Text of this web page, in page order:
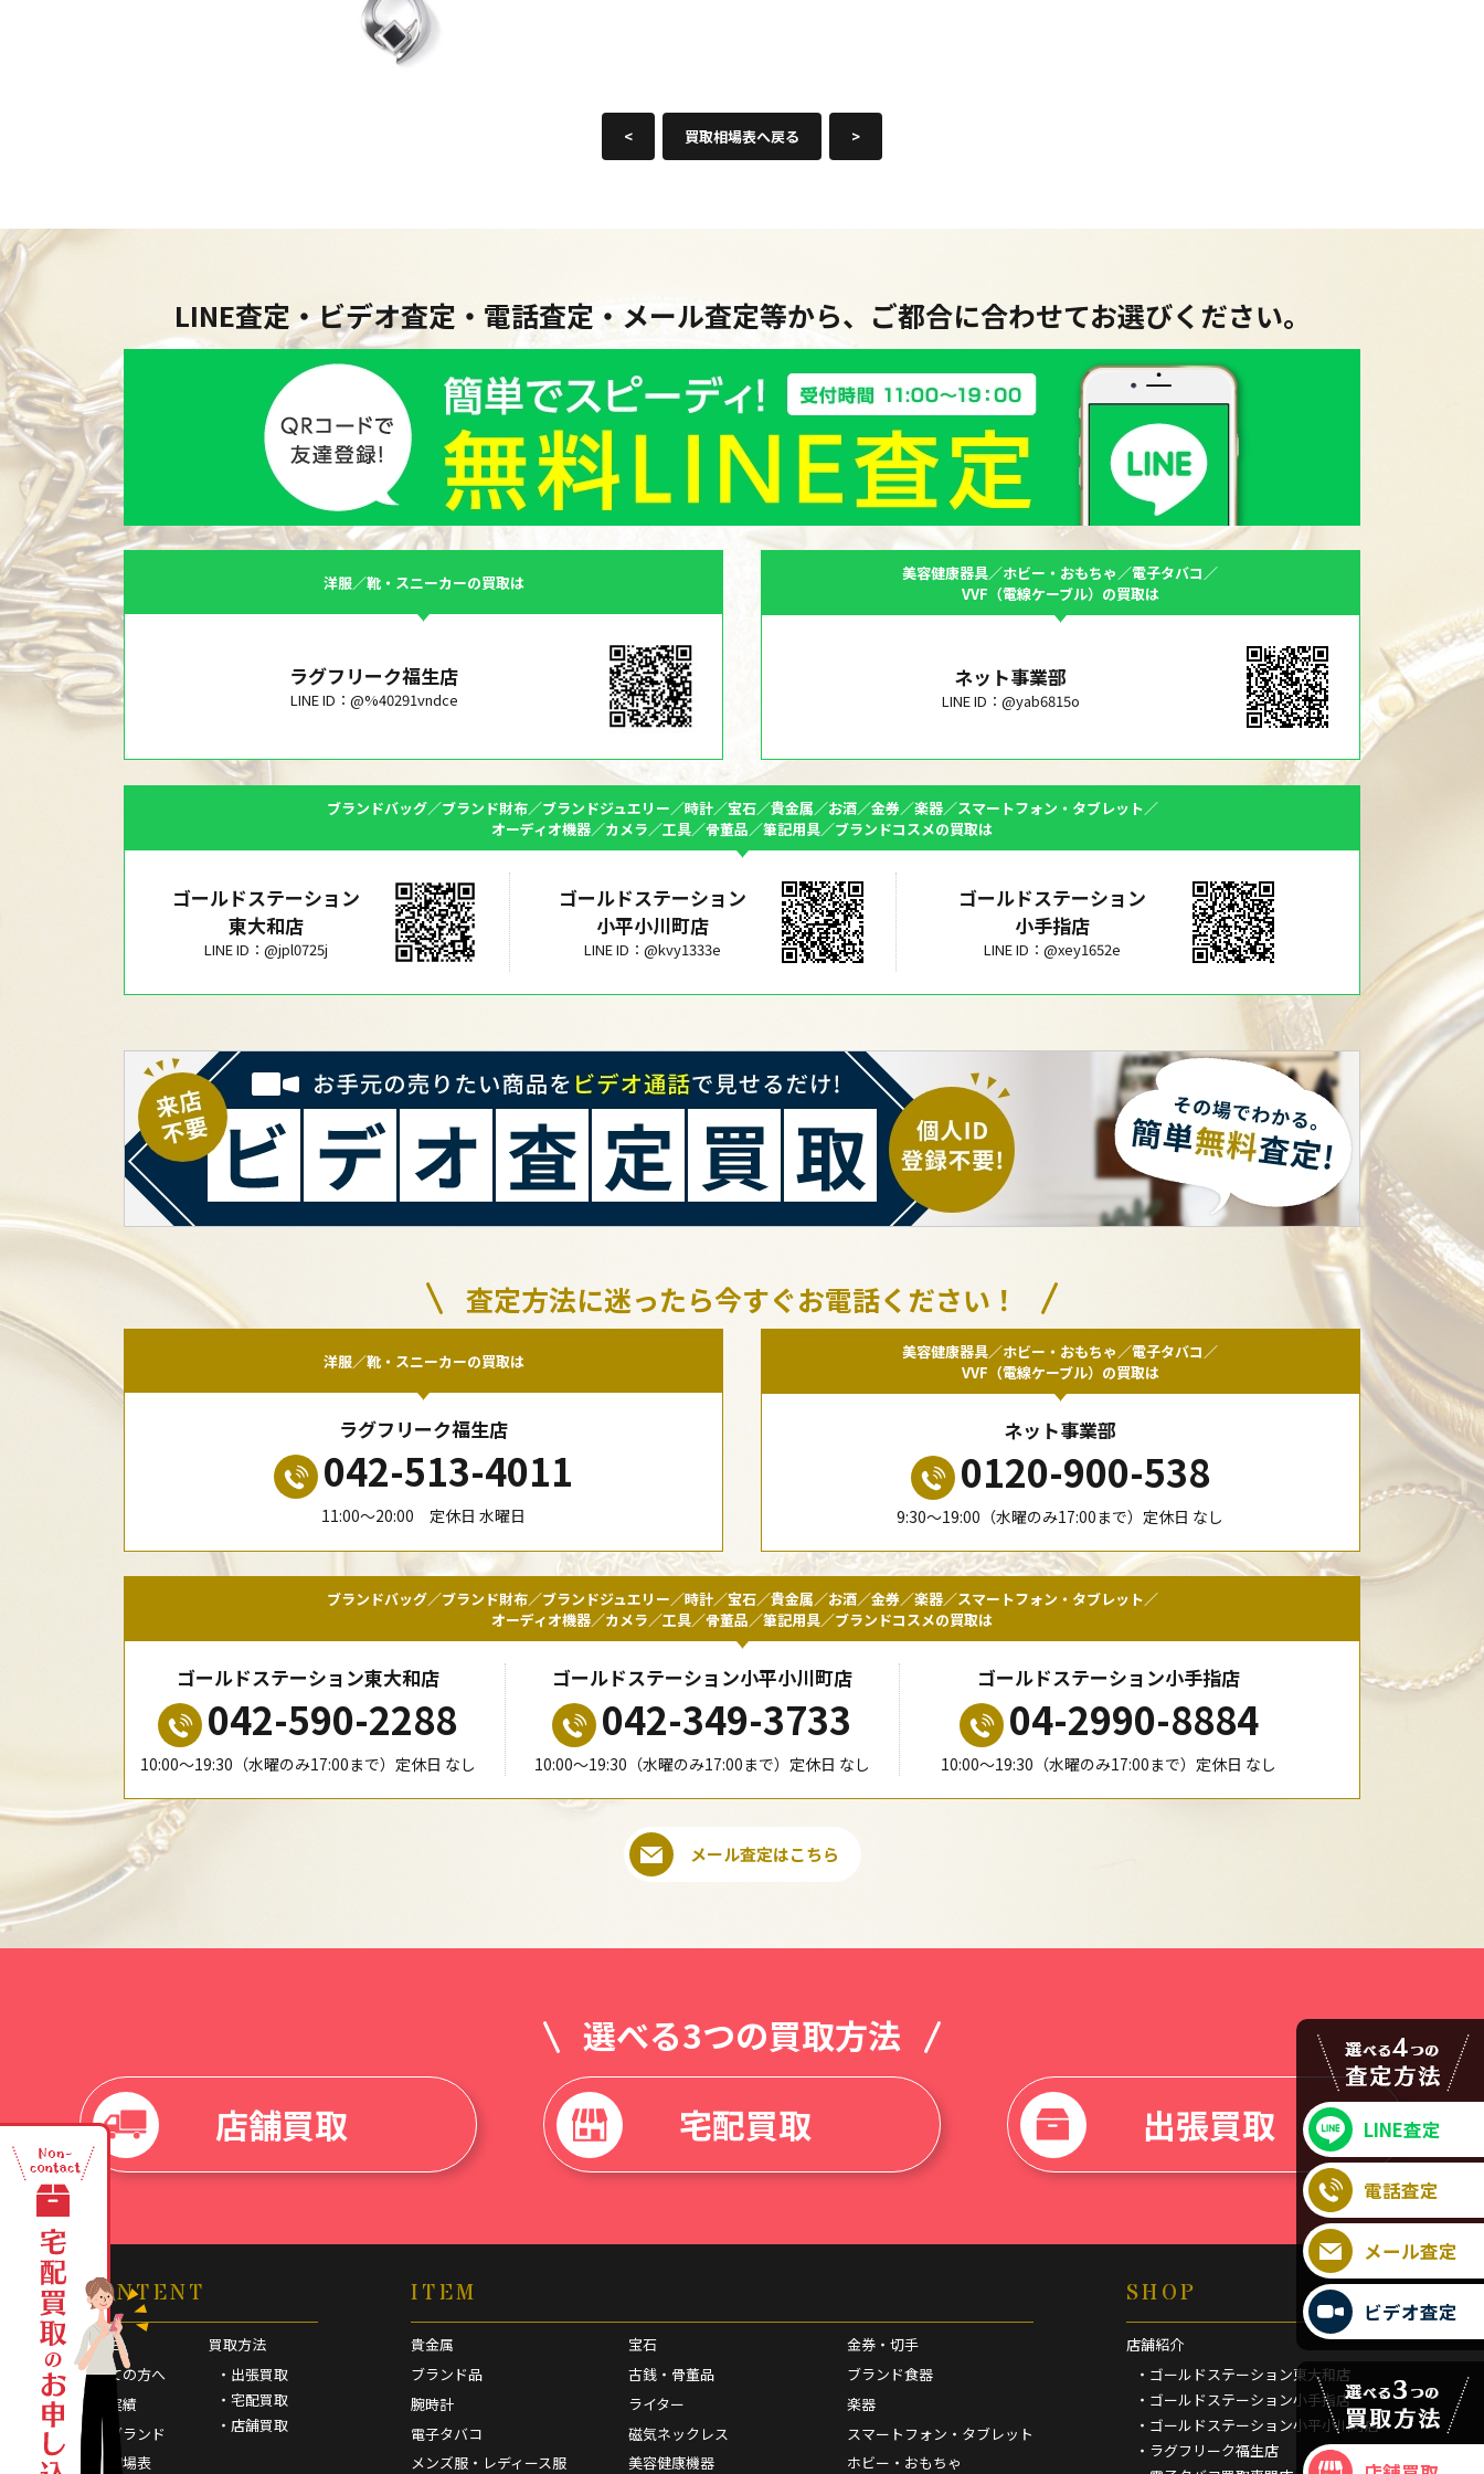
< 買取相場表へ戻る >
LINE査定・ビデオ査定・電話査定・メール査定等から、ご都合に合わせてお選びください。
洋服／靴・スニーカーの買取は
ラグフリーク福生店
LINE ID：@%40291vndce
美容健康器具／ホビー・おもちゃ／電子タバコ／
VVF（電線ケーブル）の買取は
ネット事業部
LINE ID：@yab6815o
ブランドバッグ／ブランド財布／ブランドジュエリー／時計／宝石／貴金属／お酒／金券／楽器／スマートフォン・タブレット／
オーディオ機器／カメラ／工具／骨董品／筆記用具／ブランドコスメの買取は
ゴールドステーション
東大和店
LINE ID：@jpl0725j
ゴールドステーション
小平小川町店
LINE ID：@kvy1333e
ゴールドステーション
小手指店
LINE ID：@xey1652e
査定方法に迷ったら今すぐお電話ください！
洋服／靴・スニーカーの買取は
ラグフリーク福生店
042-513-4011
11:00〜20:00 定休日 水曜日
美容健康器具／ホビー・おもちゃ／電子タバコ／
VVF（電線ケーブル）の買取は
ネット事業部
0120-900-538
9:30〜19:00（水曜のみ17:00まで）定休日 なし
ブランドバッグ／ブランド財布／ブランドジュエリー／時計／宝石／貴金属／お酒／金券／楽器／スマートフォン・タブレット／
オーディオ機器／カメラ／工具／骨董品／筆記用具／ブランドコスメの買取は
ゴールドステーション東大和店
042-590-2288
10:00〜19:30（水曜のみ17:00まで）定休日 なし
ゴールドステーション小平小川町店
042-349-3733
10:00〜19:30（水曜のみ17:00まで）定休日 なし
ゴールドステーション小手指店
04-2990-8884
10:00〜19:30（水曜のみ17:00まで）定休日 なし
メール査定はこちら
選べる3つの買取方法
店舗買取
宅配買取 出張買取
CONTENT
HOME
初めての方へ
買取実績
取扱ブランド
買取相場表
買取方法
・出張買取
・宅配買取
・店舗買取
ITEM
貴金属
ブランド品
腕時計
電子タバコ
メンズ服・レディース服
宝石
古銭・骨董品
ライター
磁気ネックレス
美容健康機器
金券・切手
ブランド食器
楽器
スマートフォン・タブレット
ホビー・おもちゃ
SHOP
店舗紹介
・ゴールドステーション東大和店
・ゴールドステーション小手指店
・ゴールドステーション小平小川町店
・ラグフリーク福生店
LINE査定
電話査定
メール査定
ビデオ査定